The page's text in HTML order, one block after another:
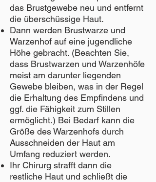
das Brustgewebe neu und entfernt
die überschüssige Haut.
Dann werden Brustwarze und
Warzenhof auf eine jugendliche
Höhe gebracht. (Beachten Sie,
dass Brustwarzen und Warzenhöfe
meist am darunter liegenden
Gewebe bleiben, was in der Regel
die Erhaltung des Empfindens und
ggf. die Fähigkeit zum Stillen
ermöglicht.) Bei Bedarf kann die
Größe des Warzenhofs durch
Ausschneiden der Haut am
Umfang reduziert werden.
Ihr Chirurg strafft dann die
restliche Haut und schließt die